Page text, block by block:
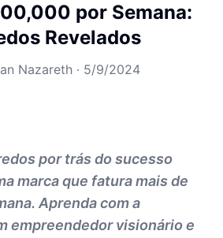
por Semana:
Revelados
Nazareth · 5/9/2024
por trás do sucesso
marca que fatura mais de
Aprenda com a
empreendedor visionário e